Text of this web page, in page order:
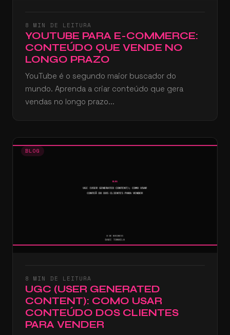
8 MIN DE LEITURA
YOUTUBE PARA E-COMMERCE:
CONTEÚDO QUE VENDE NO
LONGO PRAZO
YouTube é o segundo maior buscador do
mundo. Aprenda a criar conteúdo que gera
vendas no longo prazo...
BLOG
8 MIN DE LEITURA
UGC (USER GENERATED
CONTENT): COMO USAR
CONTEÚDO DOS CLIENTES
PARA VENDER